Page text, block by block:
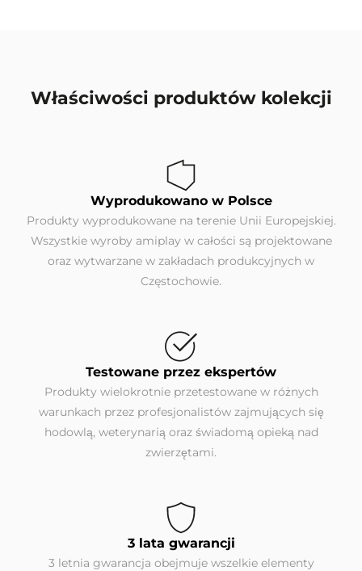
Właściwości produktów kolekcji
Wyprodukowano w Polsce
Produkty wyprodukowane na terenie Unii Europejskiej.
Wszystkie wyroby amiplay w całości są projektowane
oraz wytwarzane w zakładach produkcyjnych w
Częstochowie.
Testowane przez ekspertów
Produkty wielokrotnie przetestowane w różnych
warunkach przez profesjonalistów zajmujących się
hodowlą, weterynarią oraz świadomą opieką nad
zwierzętami.
3 lata gwarancji
3 letnia gwarancja obejmuje wszelkie elementy